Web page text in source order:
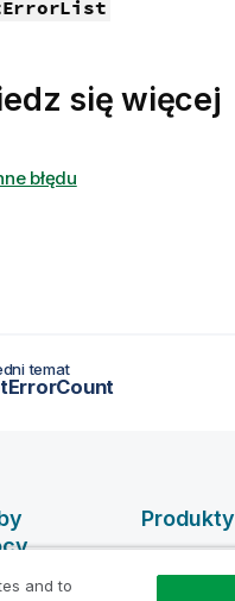
się więcej
błędu
temat
dla
Produkty
DANYCH I
and to